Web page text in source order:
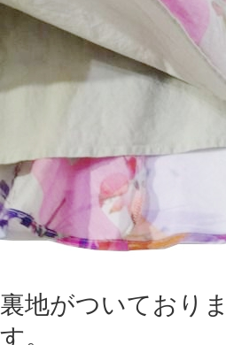
裏地がついており
す。